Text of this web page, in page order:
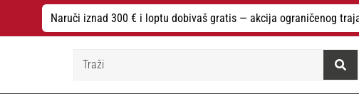
Naruči iznad 300 € i loptu dobivaš gratis — akcija ograničenog